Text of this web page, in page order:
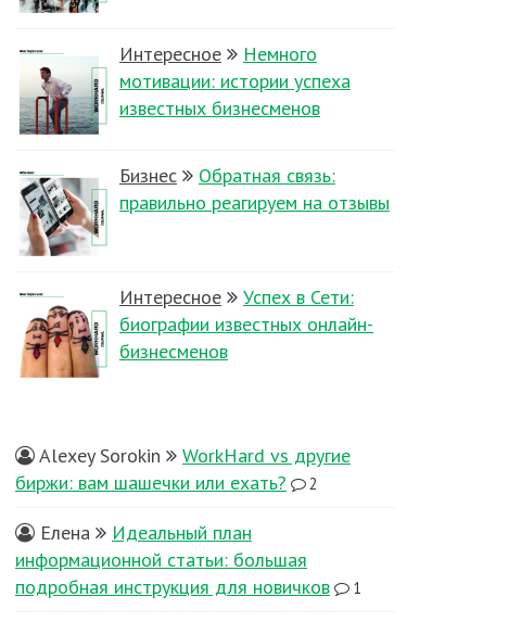
Интересное
Немного
мотивации: истории успеха
известных бизнесменов
Бизнес
Обратная связь:
правильно реагируем на отзывы
Интересное
Успех в Сети:
биографии известных онлайн-
бизнесменов
Alexey Sorokin
WorkHard vs другие
биржи: вам шашечки или ехать?
2
Елена
Идеальный план
информационной статьи: большая
подробная инструкция для новичков
1